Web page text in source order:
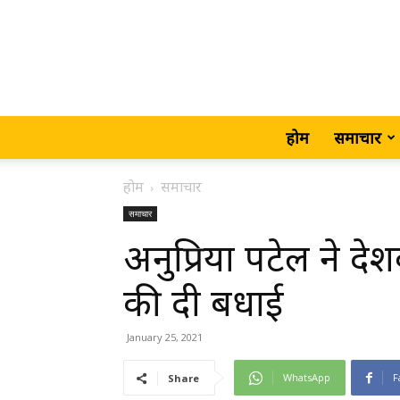
होम समाचार
होम समाचार
समाचार
अनुप्रिया पटेल ने
की दी बधाई
January 25, 2021
Share WhatsApp